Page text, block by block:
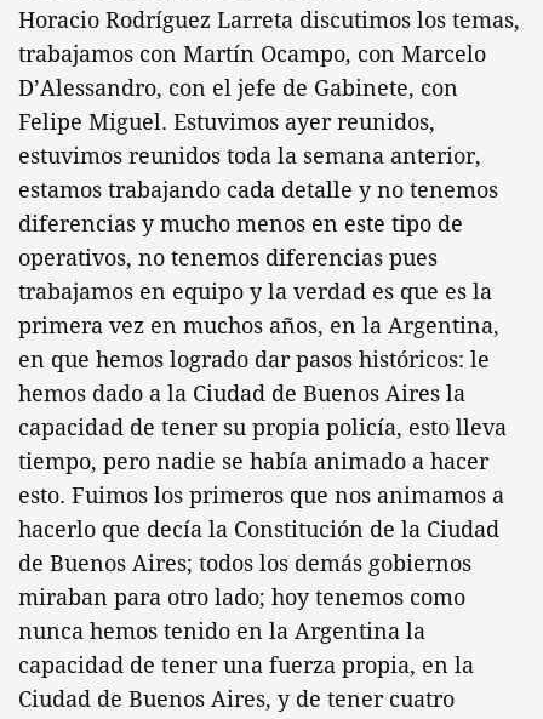
Horacio Rodríguez Larreta discutimos los temas,
trabajamos con Martín Ocampo, con Marcelo
D’Alessandro, con el jefe de Gabinete, con
Felipe Miguel. Estuvimos ayer reunidos,
estuvimos reunidos toda la semana anterior,
estamos trabajando cada detalle y no tenemos
diferencias y mucho menos en este tipo de
operativos, no tenemos diferencias pues
trabajamos en equipo y la verdad es que es la
primera vez en muchos años, en la Argentina,
en que hemos logrado dar pasos históricos: le
hemos dado a la Ciudad de Buenos Aires la
capacidad de tener su propia policía, esto lleva
tiempo, pero nadie se había animado a hacer
esto. Fuimos los primeros que nos animamos a
hacerlo que decía la Constitución de la Ciudad
de Buenos Aires; todos los demás gobiernos
miraban para otro lado; hoy tenemos como
nunca hemos tenido en la Argentina la
capacidad de tener una fuerza propia, en la
Ciudad de Buenos Aires, y de tener cuatro